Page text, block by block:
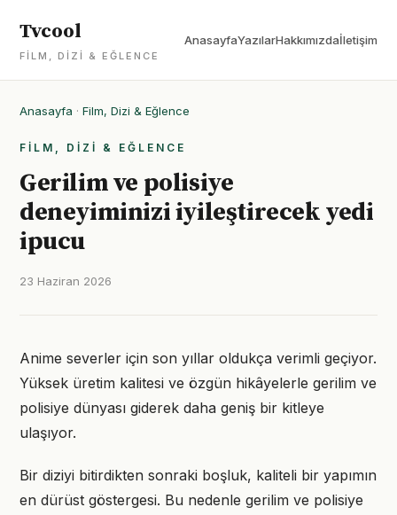
Tvcool
FILM, DIZI & EĞLENCE
AnasayfaYazılarHakkımızdaİletişim
Anasayfa · Film, Dizi & Eğlence
FILM, DIZI & EĞLENCE
Gerilim ve polisiye
deneyiminizi iyileştirecek yedi
ipucu
23 Haziran 2026
Anime severler için son yıllar oldukça verimli geçiyor.
Yüksek üretim kalitesi ve özgün hikâyelerle gerilim ve
polisiye dünyası giderek daha geniş bir kitleye
ulaşıyor.
Bir diziyi bitirdikten sonraki boşluk, kaliteli bir yapımın
en dürüst göstergesi. Bu nedenle gerilim ve polisiye